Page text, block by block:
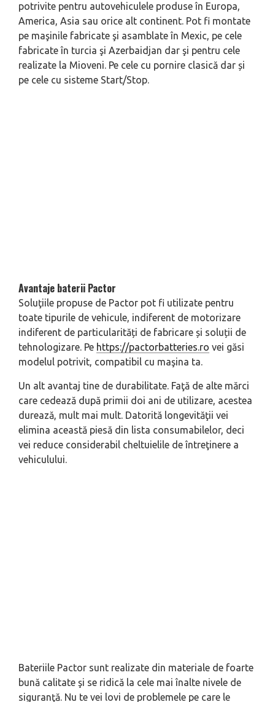
potrivite pentru autovehiculele produse în Europa,
America, Asia sau orice alt continent. Pot fi montate
pe maşinile fabricate şi asamblate în Mexic, pe cele
fabricate în turcia şi Azerbaidjan dar şi pentru cele
realizate la Mioveni. Pe cele cu pornire clasică dar și
pe cele cu sisteme Start/Stop.
Avantaje baterii Pactor
Soluţiile propuse de Pactor pot fi utilizate pentru
toate tipurile de vehicule, indiferent de motorizare
indiferent de particularități de fabricare și soluții de
tehnologizare. Pe https://pactorbatteries.ro vei găsi
modelul potrivit, compatibil cu maşina ta.
Un alt avantaj tine de durabilitate. Faţă de alte mărci
care cedează după primii doi ani de utilizare, acestea
durează, mult mai mult. Datorită longevităţii vei
elimina această piesă din lista consumabilelor, deci
vei reduce considerabil cheltuielile de întreţinere a
vehiculului.
Bateriile Pactor sunt realizate din materiale de foarte
bună calitate şi se ridică la cele mai înalte nivele de
siguranţă. Nu te vei lovi de problemele pe care le